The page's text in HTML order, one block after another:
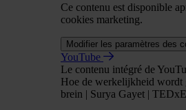
Ce contenu est disponible
cookies marketing.
Modifier les paramètres des
YouTube
Le contenu intégré de
Hoe de werkelijkheid wordt
brein | Surya Gayet |